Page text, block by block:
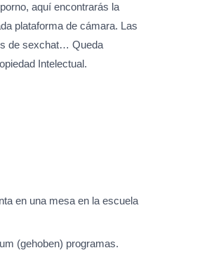
aquí encontrarás la
plataforma de cámara. Las
de sexchat… Queda
Intelectual.
en una mesa en la escuela
(gehoben) programas.